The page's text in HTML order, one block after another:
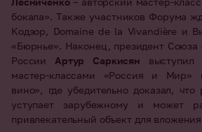
бокала». Также участников Форума
Кодзор, Domaine de la Vivandière и
«Бюрнье». Наконец, президент Союза
России Артур Саркисян выступил
мастер-классами «Россия и Мир»
вино», где убедительно доказал,
уступает зарубежному и может
привлекательный объект для